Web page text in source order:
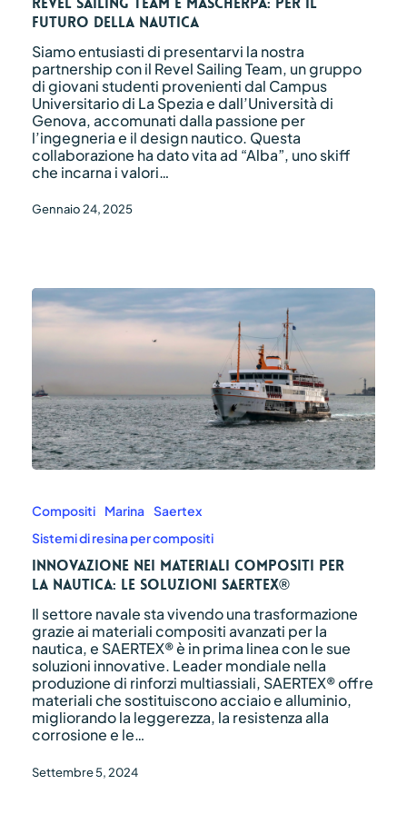
il
della
nautica
futuro della nautica
Siamo entusiasti di presentarvi la nostra
partnership con il Revel Sailing Team, un gruppo
di giovani studenti provenienti dal Campus
Universitario di La Spezia e dall’Università di
Genova, accomunati dalla passione per
l’ingegneria e il design nautico. Questa
collaborazione ha dato vita ad “Alba”, uno skiff
che incarna i valori…
Gennaio 24, 2025
materiali
compositi
per
la
nautica:
soluzioni
SAERTEX®
Compositi Marina Saertex
Sistemi di resina per compositi
Innovazione nei materiali compositi per
la nautica: le soluzioni SAERTEX®
Il settore navale sta vivendo una trasformazione
grazie ai materiali compositi avanzati per la
nautica, e SAERTEX® è in prima linea con le sue
soluzioni innovative. Leader mondiale nella
produzione di rinforzi multiassiali, SAERTEX® offre
materiali che sostituiscono acciaio e alluminio,
migliorando la leggerezza, la resistenza alla
corrosione e le…
Settembre 5, 2024